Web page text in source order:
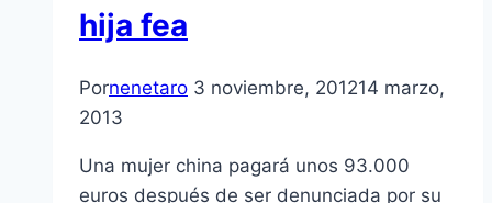
hija fea
Pornenetaro 3 noviembre, 201214 marzo,
2013
Una mujer china pagará unos 93.000
euros después de ser denunciada por su